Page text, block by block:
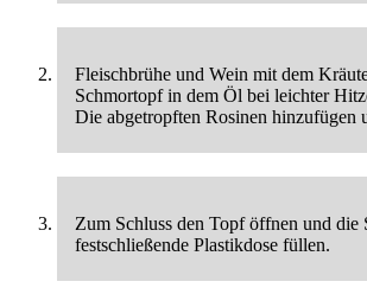
Fleischbrühe und Wein mit dem
Schmortopf in dem Öl bei leichter
Die abgetropften Rosinen
Zum Schluss den Topf öffnen und
festschließende Plastikdose füllen.